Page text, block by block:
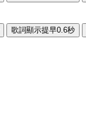
歌詞顯示提早0.6秒